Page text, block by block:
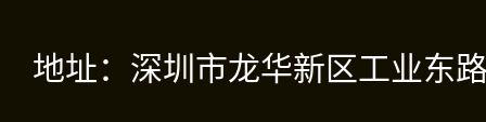
地址：深圳市龙华新区工业东